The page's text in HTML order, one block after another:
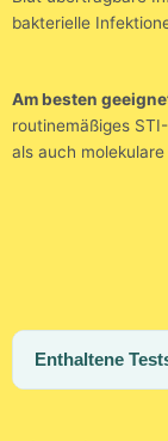
bakterielle
Am besten
routinemäßiges
als auch
Enthaltene